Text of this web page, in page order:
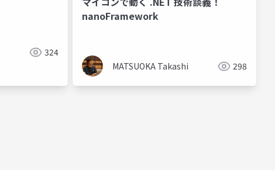
324
nanoFramework
MATSUOKA Takashi 298